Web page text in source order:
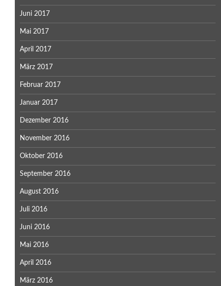
Juni 2017
Mai 2017
April 2017
März 2017
Februar 2017
Januar 2017
Dezember 2016
November 2016
Oktober 2016
September 2016
August 2016
Juli 2016
Juni 2016
Mai 2016
April 2016
März 2016